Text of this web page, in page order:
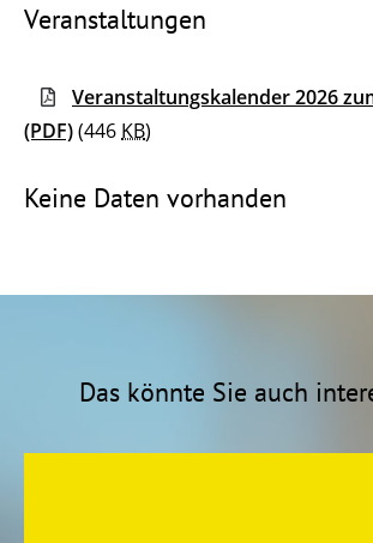
Veranstaltungen
Veranstaltungskalender 2026
(PDF)(446 KB)
Keine Daten vorhanden
Das könnte Sie auch